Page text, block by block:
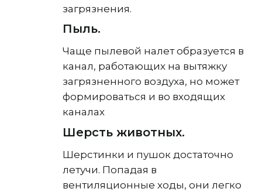
загрязнения.
Пыль.
Чаще пылевой налет образуется в
канал, работающих на вытяжку
загрязненного воздуха, но может
формироваться и во входящих
каналах
Шерсть животных.
Шерстинки и пушок достаточно
летучи. Попадая в
вентиляционные ходы, они легко